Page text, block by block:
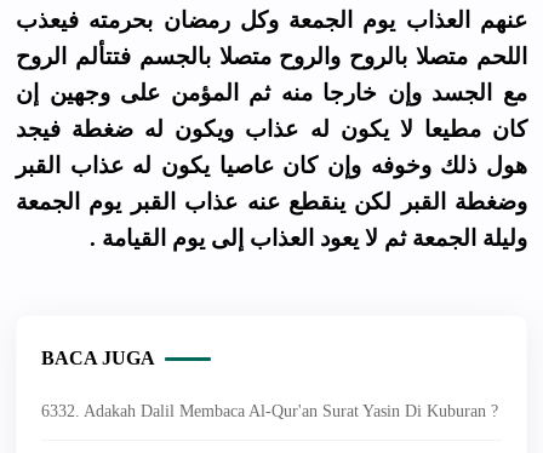
عنهم العذاب يوم الجمعة وكل رمضان بحرمته فيعذب
اللحم متصلا بالروح والروح متصلا بالجسم فتتألم الروح
مع الجسد وإن خارجا منه ثم المؤمن على وجهين إن
كان مطيعا لا يكون له عذاب ويكون له ضغطة فيجد
هول ذلك وخوفه وإن كان عاصيا يكون له عذاب القبر
وضغطة القبر لكن ينقطع عنه عذاب القبر يوم الجمعة
وليلة الجمعة ثم لا يعود العذاب إلى يوم القيامة .
BACA JUGA
6332. Adakah Dalil Membaca Al-Qur'an Surat Yasin Di Kuburan ?